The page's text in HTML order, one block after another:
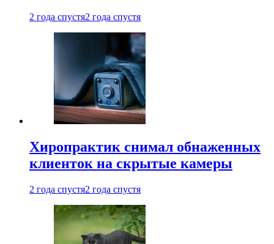
2 года спустя2 года спустя
Хиропрактик снимал обнаженных
клиенток на скрытые камеры
2 года спустя2 года спустя